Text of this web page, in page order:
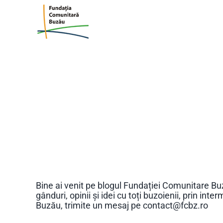
Bine ai venit pe blogul Fundației Comunitare
gânduri, opinii și idei cu toți buzoienii, prin
Buzău, trimite un mesaj pe contact@fcbz.ro